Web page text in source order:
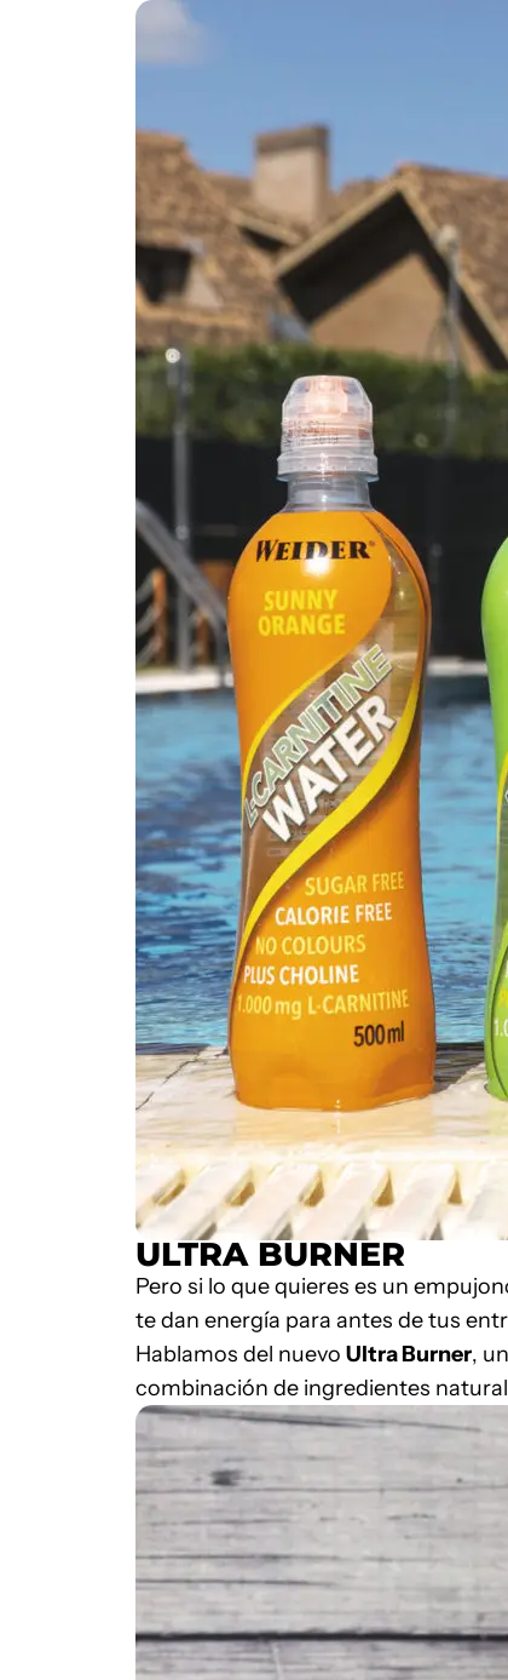
ULTRA BURNER
Pero si lo que quieres es un
te dan energía para antes de tus
Hablamos del nuevo Ultra Burner,
combinación de ingredientes